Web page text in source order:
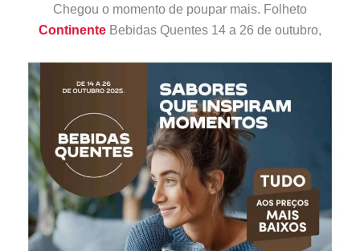
Chegou o momento de poupar mais. Folheto
Continente Bebidas Quentes 14 a 26 de outubro,